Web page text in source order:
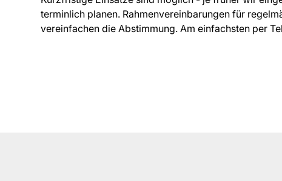
terminlich planen. Rahmenvereinbarungen für
vereinfachen die Abstimmung. Am einfachsten per